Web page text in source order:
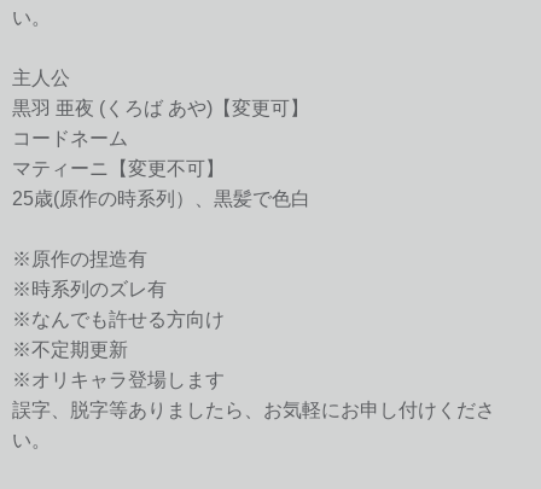
い。
主人公
黒羽 亜夜 (くろば あや)【変更可】
コードネーム
マティーニ【変更不可】
25歳(原作の時系列）、黒髪で色白
※原作の捏造有
※時系列のズレ有
※なんでも許せる方向け
※不定期更新
※オリキャラ登場します
誤字、脱字等ありましたら、お気軽にお申し付けくださ
い。